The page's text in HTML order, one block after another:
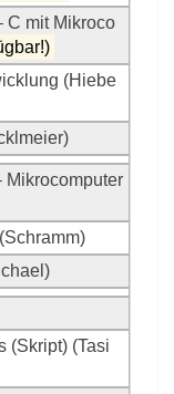
C mit Mikroco
(Hiebe
Mikrocomputer
(Skript) (Tasi